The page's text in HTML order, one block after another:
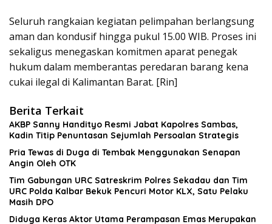
Seluruh rangkaian kegiatan pelimpahan berlangsung
aman dan kondusif hingga pukul 15.00 WIB. Proses ini
sekaligus menegaskan komitmen aparat penegak
hukum dalam memberantas peredaran barang kena
cukai ilegal di Kalimantan Barat. [Rin]
Berita Terkait
AKBP Sanny Handityo Resmi Jabat Kapolres Sambas,
Kadin Titip Penuntasan Sejumlah Persoalan Strategis
Pria Tewas di Duga di Tembak Menggunakan Senapan
Angin Oleh OTK
Tim Gabungan URC Satreskrim Polres Sekadau dan Tim
URC Polda Kalbar Bekuk Pencuri Motor KLX, Satu Pelaku
Masih DPO
Diduga Keras Aktor Utama Perampasan Emas Merupakan